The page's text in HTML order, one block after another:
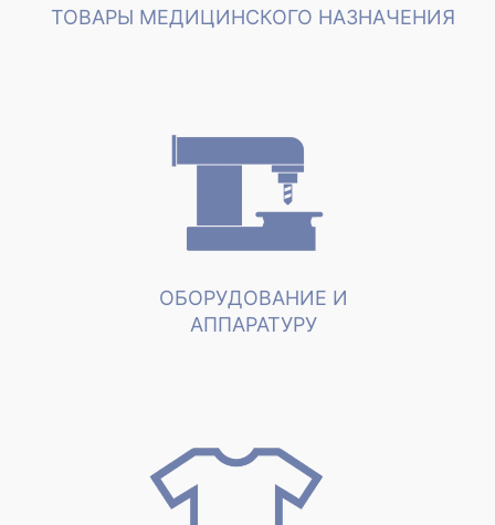
ТОВАРЫ МЕДИЦИНСКОГО НАЗНАЧЕНИЯ
ОБОРУДОВАНИЕ И
АППАРАТУРУ